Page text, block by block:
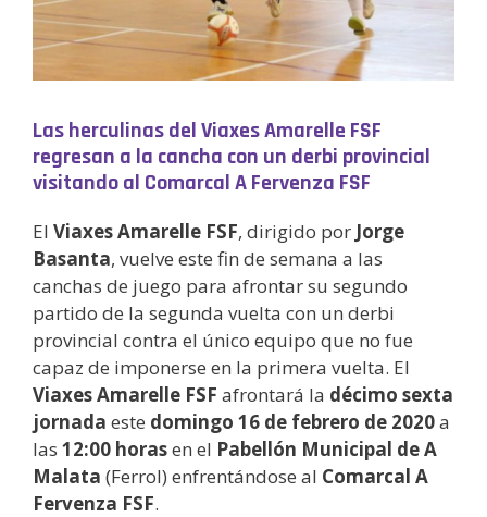
Las herculinas del Viaxes Amarelle FSF
regresan a la cancha con un derbi provincial
visitando al Comarcal A Fervenza FSF
El Viaxes Amarelle FSF, dirigido por Jorge
Basanta, vuelve este fin de semana a las
canchas de juego para afrontar su segundo
partido de la segunda vuelta con un derbi
provincial contra el único equipo que no fue
capaz de imponerse en la primera vuelta. El
Viaxes Amarelle FSF afrontará la décimo sexta
jornada este domingo 16 de febrero de 2020a
las 12:00 horasen el Pabellón Municipal de A
Malata (Ferrol) enfrentándose al Comarcal A
Fervenza FSF.